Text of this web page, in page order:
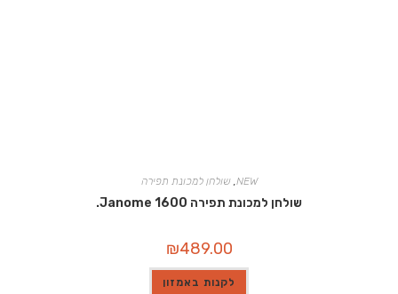
NEW
,שולחן למכונת תפירה
שולחן למכונת תפירה Janome 1600.
₪489.00
לקנות באמזון